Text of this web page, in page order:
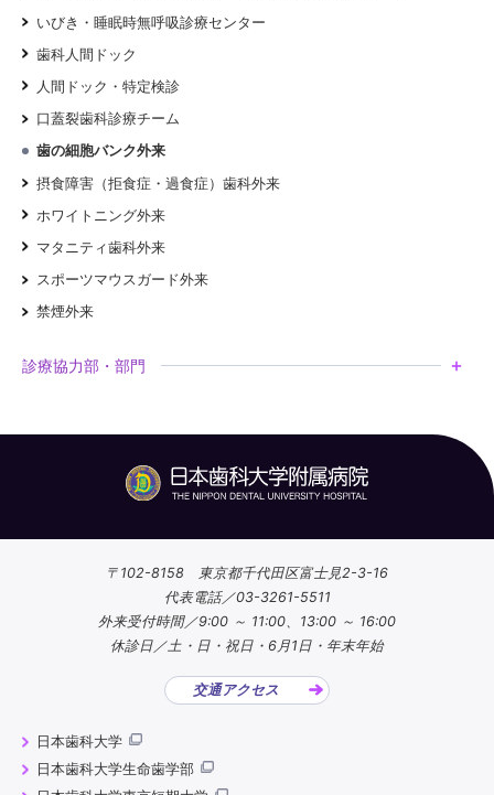
いびき・睡眠時無呼吸診療センター
歯科人間ドック
人間ドック・特定検診
口蓋裂歯科診療チーム
歯の細胞バンク外来
摂食障害（拒食症・過食症）歯科外来
ホワイトニング外来
マタニティ歯科外来
スポーツマウスガード外来
禁煙外来
診療協力部・部門
〒102-8158 東京都千代田区富士見2-3-16
代表電話／03-3261-5511
外来受付時間／9:00 ～ 11:00、13:00 ～ 16:00
休診日／土・日・祝日・6月1日・年末年始
交通アクセス
日本歯科大学
日本歯科大学生命歯学部